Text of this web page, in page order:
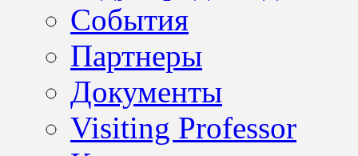
События
Партнеры
Документы
Visiting Professor